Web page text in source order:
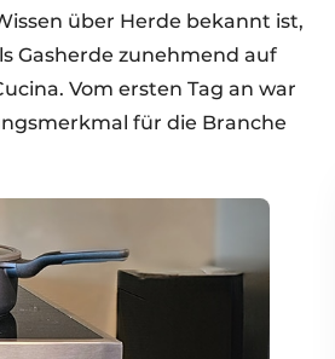
über Herde bekannt ist,
Gasherde zunehmend auf
Vom ersten Tag an war
für die Branche